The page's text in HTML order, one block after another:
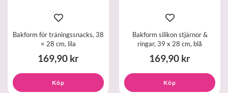
Bakform för träningssnacks, 38
× 28 cm, lila
169,90 kr
Köp
Bakform silikon stjärnor &
ringar, 39 x 28 cm, blå
169,90 kr
Köp